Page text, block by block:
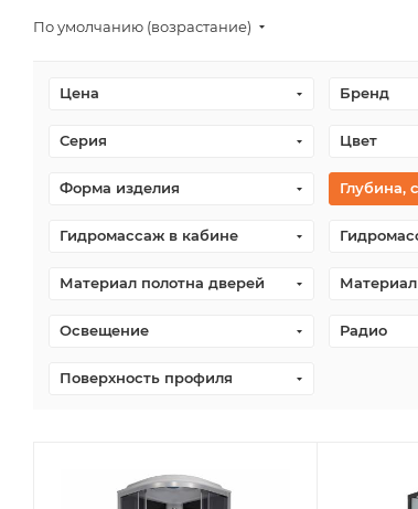
По умолчанию (возрастание)
Цена Бренд
Серия Цвет
Форма изделия Глубина,
Гидромассаж в кабине
Материал полотна дверей
Освещение Радио
Поверхность профиля